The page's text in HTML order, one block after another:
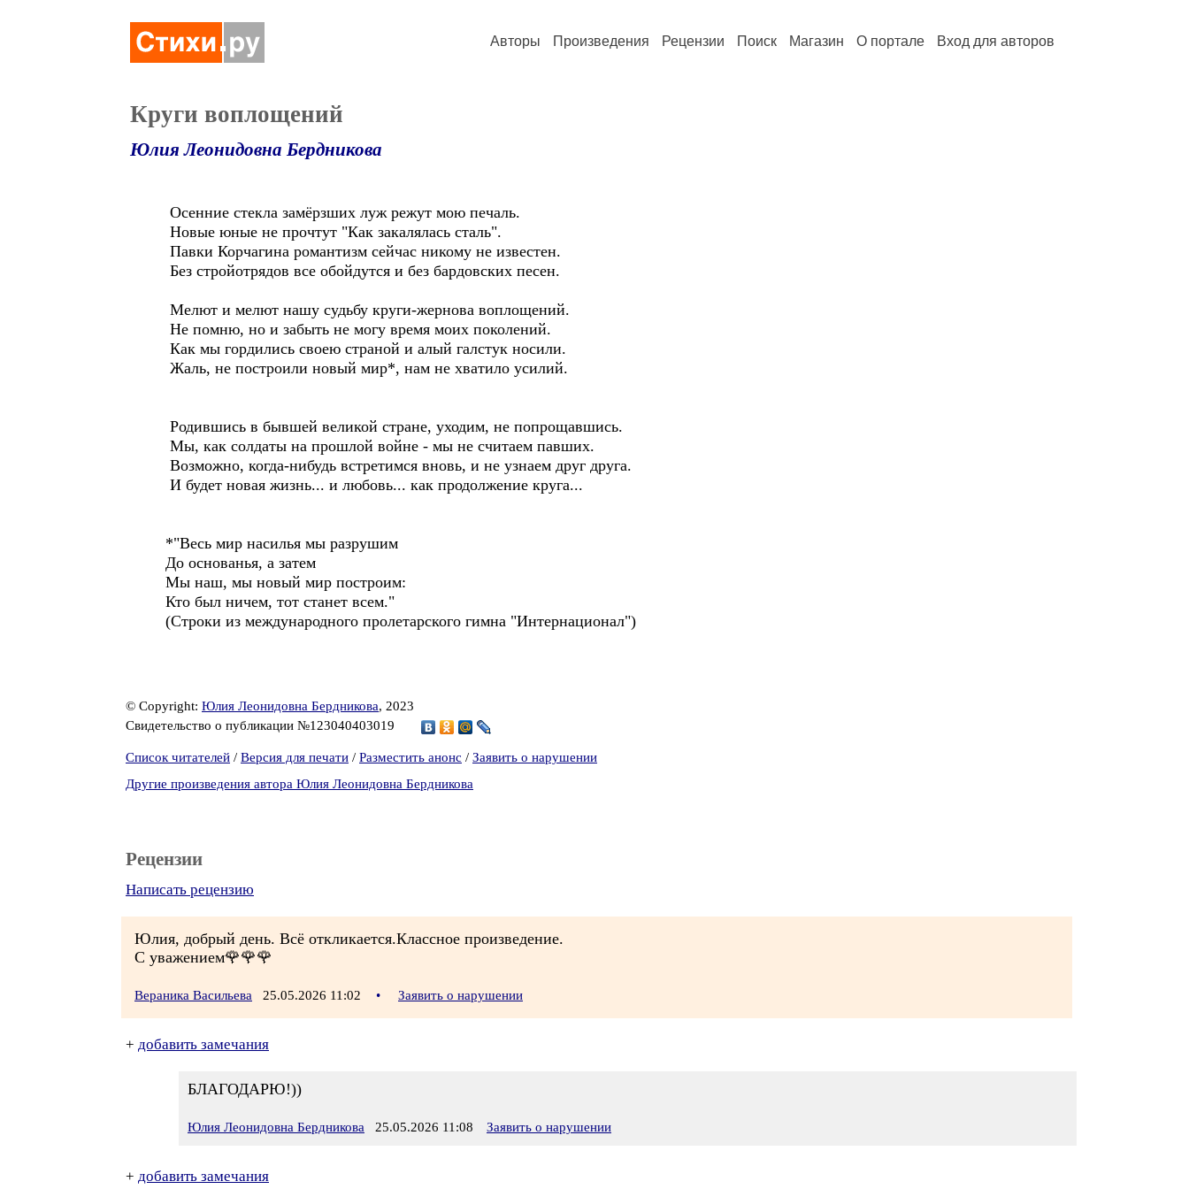
Авторы Произведения Рецензии Поиск Магазин О портале Вход для авторов
Круги воплощений
Юлия Леонидовна Бердникова
Осенние стекла замёрзших луж режут мою печаль.
Новые юные не прочтут "Как закалялась сталь".
Павки Корчагина романтизм сейчас никому не известен.
Без стройотрядов все обойдутся и без бардовских песен.
Мелют и мелют нашу судьбу круги-жернова воплощений.
Не помню, но и забыть не могу время моих поколений.
Как мы гордились своею страной и алый галстук носили.
Жаль, не построили новый мир*, нам не хватило усилий.
Родившись в бывшей великой стране, уходим, не попрощавшись.
Мы, как солдаты на прошлой войне - мы не считаем павших.
Возможно, когда-нибудь встретимся вновь, и не узнаем друг друга.
И будет новая жизнь... и любовь... как продолжение круга...
*"Весь мир насилья мы разрушим
До основанья, а затем
Мы наш, мы новый мир построим:
Кто был ничем, тот станет всем."
(Строки из международного пролетарского гимна "Интернационал")
© Copyright: Юлия Леонидовна Бердникова, 2023
Свидетельство о публикации №123040403019
Список читателей / Версия для печати / Разместить анонс / Заявить о нарушении
Другие произведения автора Юлия Леонидовна Бердникова
Рецензии
Написать рецензию
Юлия, добрый день. Всё откликается.Классное произведение.
С уважением🌹🌹🌹
Вераника Васильева 25.05.2026 11:02 • Заявить о нарушении
+ добавить замечания
БЛАГОДАРЮ!))
Юлия Леонидовна Бердникова 25.05.2026 11:08 Заявить о нарушении
+ добавить замечания